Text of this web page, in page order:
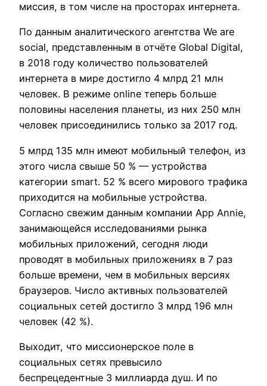
миссия, в том числе на просторах интернета.
По данным аналитического агентства We are
social, представленным в отчёте Global Digital,
в 2018 году количество пользователей
интернета в мире достигло 4 млрд 21 млн
человек. В режиме online теперь больше
половины населения планеты, из них 250 млн
человек присоединились только за 2017 год.
5 млрд 135 млн имеют мобильный телефон, из
этого числа свыше 50 % — устройства
категории smart. 52 % всего мирового трафика
приходится на мобильные устройства.
Согласно свежим данным компании App Annie,
занимающейся исследованиями рынка
мобильных приложений, сегодня люди
проводят в мобильных приложениях в 7 раз
больше времени, чем в мобильных версиях
браузеров. Число активных пользователей
социальных сетей достигло 3 млрд 196 млн
человек (42 %).
Выходит, что миссионерское поле в
социальных сетях превысило
беспрецедентные 3 миллиарда душ. И по